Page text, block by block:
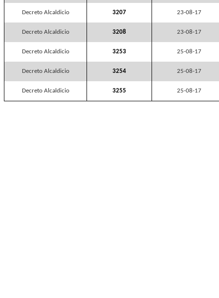
Decreto Alcaldicio 3207 23-08-17
Decreto Alcaldicio 3208 23-08-17
Decreto Alcaldicio 3253 25-08-17
Decreto Alcaldicio 3254 25-08-17
Decreto Alcaldicio 3255 25-08-17